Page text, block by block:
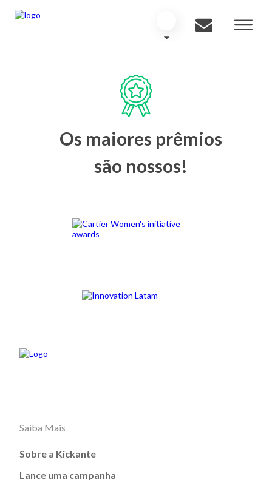
Os maiores prêmios
são nossos!
Saiba Mais
Sobre a Kickante
Lance uma campanha